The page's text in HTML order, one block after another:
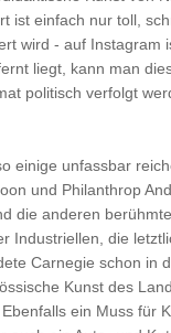
ist einfach nur toll,
wird - auf
liegt, kann man
politisch verfolgt
einige unfassbar
und Philanthrop
die anderen
Industriellen, die
Carnegie schon in
Kunst des
ein Muss für